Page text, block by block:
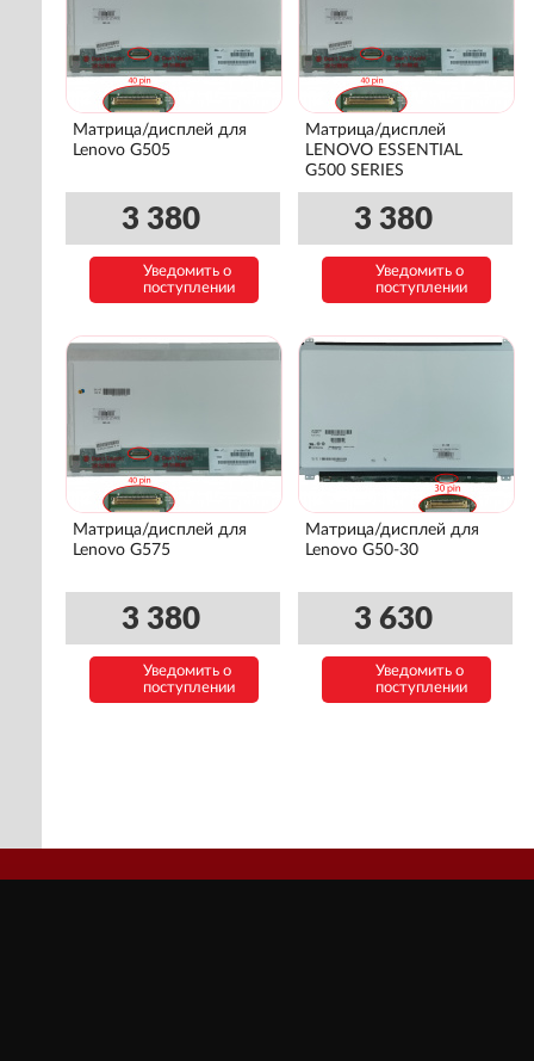
Матрица/дисплей для
Lenovo G505
3 380
Уведомить о
поступлении
Матрица/дисплей
LENOVO ESSENTIAL
G500 SERIES
3 380
Уведомить о
поступлении
Матрица/дисплей для
Lenovo G575
3 380
Уведомить о
поступлении
Матрица/дисплей для
Lenovo G50-30
3 630
Уведомить о
поступлении